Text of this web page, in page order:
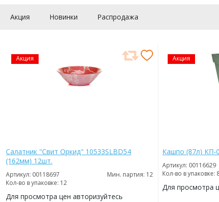
Акция Новинки Распродажа
Акция
Салатник "Свит Оркид" 10533SLBD54
(162мм) 12шт.
Артикул: 00118697
Мин. партия: 12
Кол-во в упаковке: 12
Для просмотра цен авторизуйтесь
Акция
Кашпо (87л) КП-
Артикул: 00116629
Кол-во в упаковке:
Для просмотра